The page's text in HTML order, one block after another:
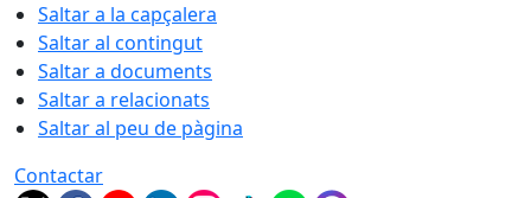
Saltar a la capçalera
Saltar al contingut
Saltar a documents
Saltar a relacionats
Saltar al peu de pàgina
Contactar